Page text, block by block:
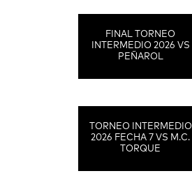
FINAL TORNEO
INTERMEDIO 2026 VS
PEÑAROL
TORNEO INTERMEDIO
2026 FECHA 7 VS M.C.
TORQUE